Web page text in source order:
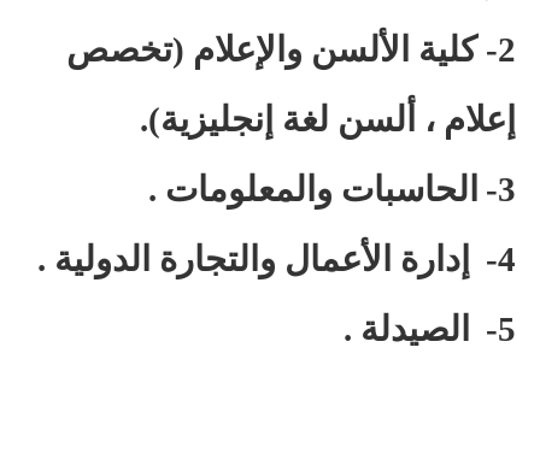
2- كلية الألسن والإعلام (تخصص
إعلام ، ألسن لغة إنجليزية).
3-
الحاسبات والمعلومات .
4-
إدارة الأعمال والتجارة الدولية .
5-
الصيدلة .